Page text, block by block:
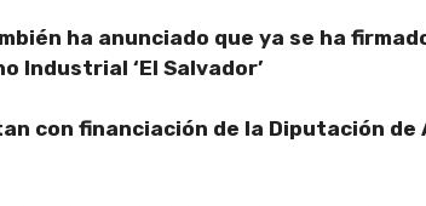
ha anunciado que ya se ha
Industrial ‘El Salvador’
con financiación de la Diputación de